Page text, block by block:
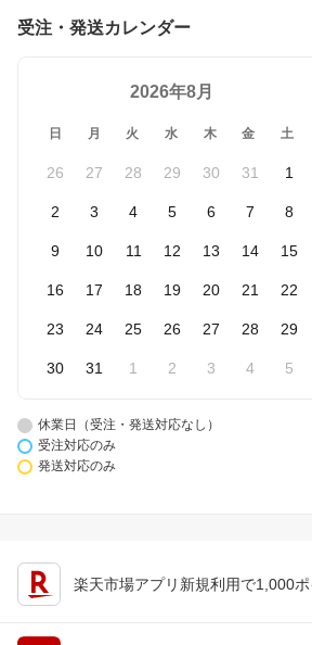
受注・発送カレンダー
2026年8月
日 月 火 水 木 金 土
26 27 28 29 30 31 1
2 3 4 5 6 7 8
9 10 11 12 13 14 15
16 17 18 19 20 21 22
23 24 25 26 27 28 29
30 31 1 2 3 4 5
休業日（受注・発送対応なし）
受注対応のみ
発送対応のみ
楽天市場アプリ新規利用で1,000ポ